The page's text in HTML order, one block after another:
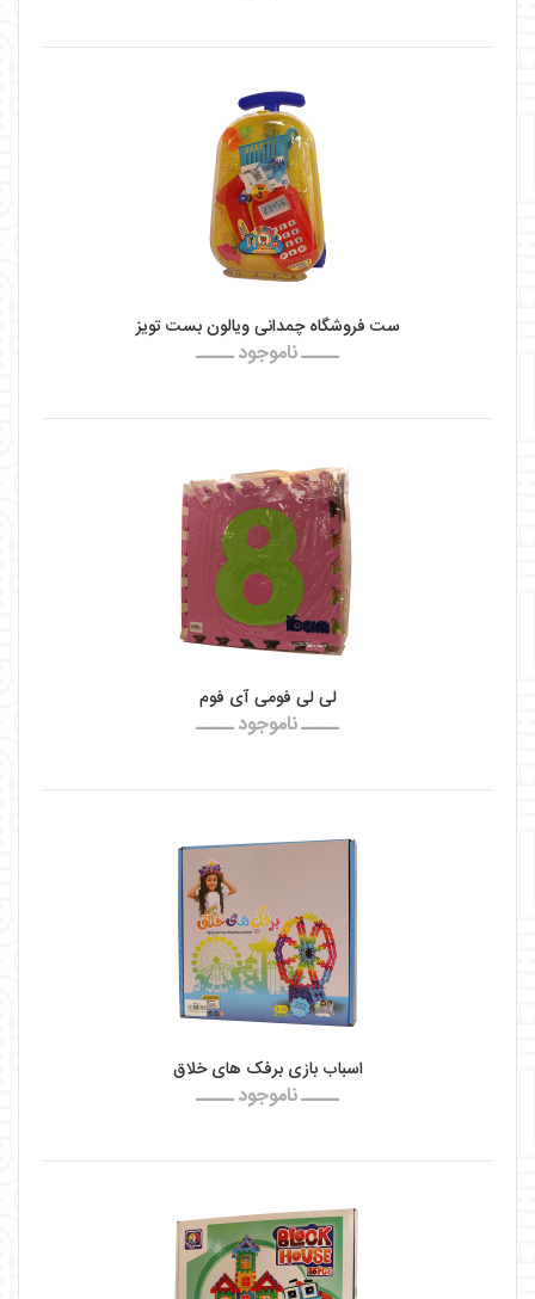
ست فروشگاه چمدانی ویالون بست تویز
ـــــ ناموجود ـــــ
لی لی فومی آی فوم
ـــــ ناموجود ـــــ
اسباب بازی برفک های خلاق
ـــــ ناموجود ـــــ